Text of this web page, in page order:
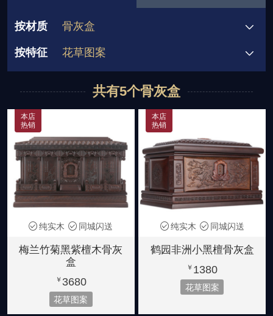
按材质 骨灰盒
骨灰盒
880元起 880-1380元 2880-3980元
6580-7880元
非洲花梨木
5280-5880元
大叶楠木
2880-3980元
黄金樟
28880-32800元
金丝楠阴沉木
36800元起
按特征 花草图案
龙凤图案 花草图案 宫殿款式
简洁素雅 小号骨灰盒
共有5个骨灰盒
本店
热销
纯实木 同城闪送
梅兰竹菊黑紫檀木骨灰
盒
￥ 3680
花草图案
本店
热销
纯实木 同城闪送
鹤园非洲小黑檀骨灰盒
￥ 1380
花草图案